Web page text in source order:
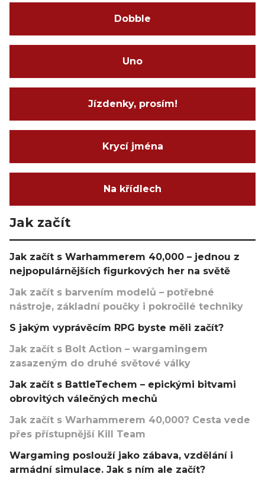
Dobble
Uno
Jízdenky, prosím!
Krycí jména
Na křídlech
Jak začít
Jak začít s Warhammerem 40,000 – jednou z
nejpopulárnějších figurkových her na světě
Jak začít s barvením modelů – potřebné
nástroje, základní poučky i pokročilé techniky
S jakým vyprávěcím RPG byste měli začít?
Jak začít s Bolt Action – wargamingem
zasazeným do druhé světové války
Jak začít s BattleTechem – epickými bitvami
obrovitých válečných mechů
Jak začít s Warhammerem 40,000? Cesta vede
přes přístupnější Kill Team
Wargaming poslouží jako zábava, vzdělání i
armádní simulace. Jak s ním ale začít?